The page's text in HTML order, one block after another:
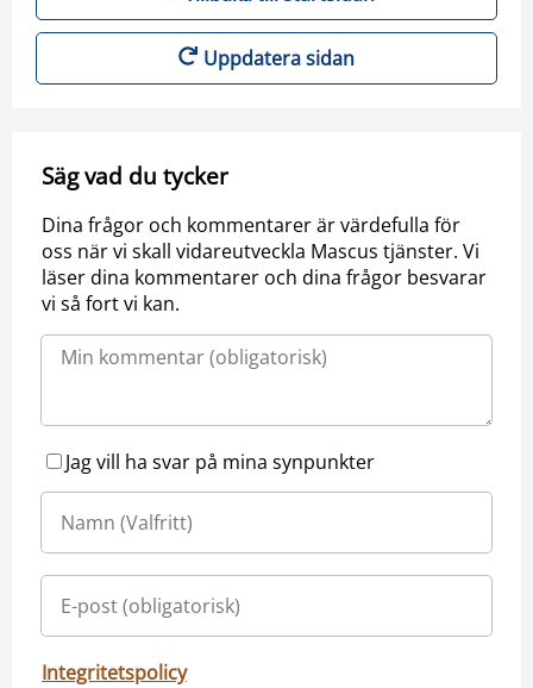
Uppdatera sidan
Säg vad du tycker
Dina frågor och kommentarer är värdefulla för
oss när vi skall vidareutveckla Mascus tjänster. Vi
läser dina kommentarer och dina frågor besvarar
vi så fort vi kan.
Jag vill ha svar på mina synpunkter
Integritetspolicy